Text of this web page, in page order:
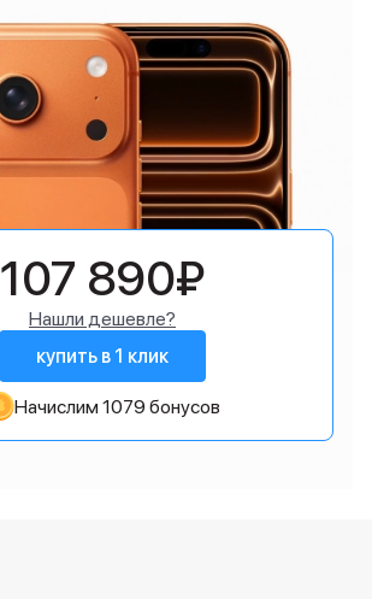
107 890₽
Нашли дешевле?
купить в 1 клик
Начислим 1079 бонусов